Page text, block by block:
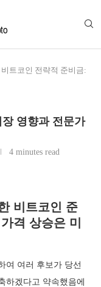
비트코인 전략적 준비금:
영향과 전문가
4 minutes read
비트코인 준
격 상승은 미
여 여러 후보가 당선
하겠다고 약속했음에